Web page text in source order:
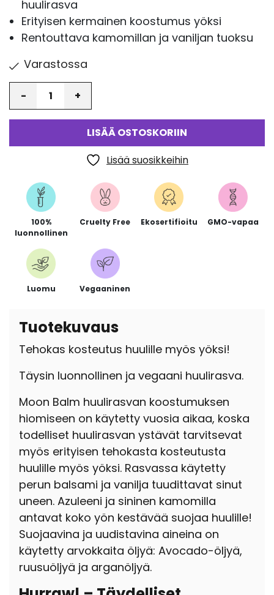
huulirasva
Erityisen kermainen koostumus yöksi
Rentouttava kamomillan ja vaniljan tuoksu
Varastossa
LISÄÄ OSTOSKORIIN
Lisää suosikkeihin
100%
luonnollinen
Cruelty Free Ekosertifioitu GMO-vapaa
Luomu Vegaaninen
Tuotekuvaus
Tehokas kosteutus huulille myös yöksi!
Täysin luonnollinen ja vegaani huulirasva.
Moon Balm huulirasvan koostumuksen
hiomiseen on käytetty vuosia aikaa, koska
todelliset huulirasvan ystävät tarvitsevat
myös erityisen tehokasta kosteutusta
huulille myös yöksi. Rasvassa käytetty
perun balsami ja vanilja tuudittavat sinut
uneen. Azuleeni ja sininen kamomilla
antavat koko yön kestävää suojaa huulille!
Suojaavina ja uudistavina aineina on
käytetty arvokkaita öljyä: Avocado-öljyä,
ruusuöljyä ja arganöljyä.